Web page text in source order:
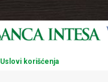
Uslovi korišćenja